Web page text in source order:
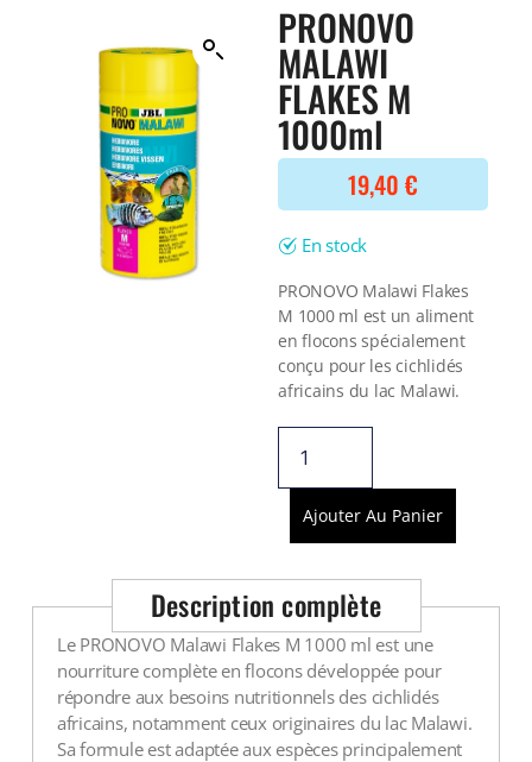
BONNES AFFAIRES
Voir tout
DERNIERS ARRIVAGES
Voir tout
Voir tout
NOURRITURE
Nourriture Lyophilisée
Nourriture sèche
Nourriture vivante
Spéciale herbivores
Spécifique
Voir tout
TRAITEMENT DE L'EAU
Spécial bassin
Additifs
Engrais
Voir tout
BONNES AFFAIRES
Voir tout
DERNIERS ARRIVAGES
PRONOVO
MALAWI
FLAKES M
1000ml
19,40€
En stock
PRONOVO Malawi Flakes
M 1000 ml est un aliment
en flocons spécialement
conçu pour les cichlidés
africains du lac Malawi.
Ajouter Au Panier
Description complète
Le PRONOVO Malawi Flakes M 1000 ml est une
nourriture complète en flocons développée pour
répondre aux besoins nutritionnels des cichlidés
africains, notamment ceux originaires du lac Malawi.
Sa formule est adaptée aux espèces principalement